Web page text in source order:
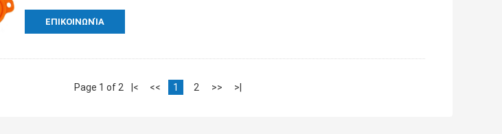
ΕΠΙΚΟΙΝΩΝΊΑ
Page 1 of 2 |< << 1 2 >> >|